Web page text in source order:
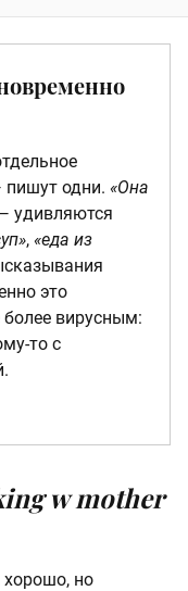
пишут одни. «Она
удивляются
, «еда из
это
более вирусным:
то с
w mother
хорошо, но